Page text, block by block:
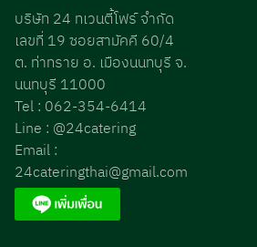
บริษัท 24 ทเวนตี้โฟร์ จำกัด
เลขที่ 19 ซอยสามัคคี 60/4
ต. ท่าทราย อ. เมืองนนทบุรี จ.
นนทบุรี 11000
Tel : 062-354-6414
Line : @24catering
Email :
24cateringthai@gmail.com